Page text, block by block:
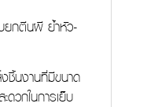
ยกตีนผี ย้ำหัว-
ชิ้นงานที่มีขนาด
วกในการเย็บ